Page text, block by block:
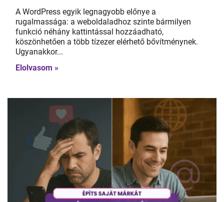
A WordPress egyik legnagyobb előnye a
rugalmassága: a weboldaladhoz szinte bármilyen
funkció néhány kattintással hozzáadható,
köszönhetően a több tízezer elérhető bővítménynek.
Ugyanakkor...
Elolvasom »